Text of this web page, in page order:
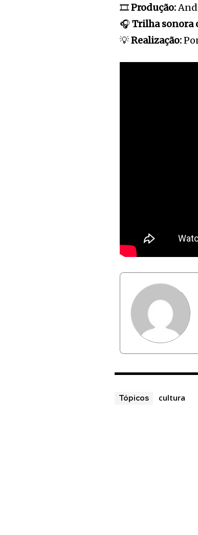
🎞️Produção:
🎧Trilha sonora
💡Realização:
Tópicos cultura